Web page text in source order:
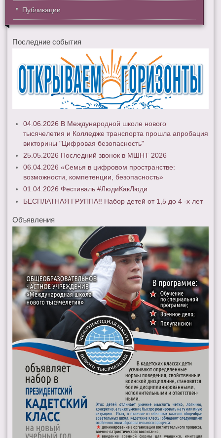
Публикации
Последние события
04.06.2026 В Международной школе нового
тысячелетия и Колледже транспорта прошла апробация
викторины "Цифровая безопасность"
25.05.2026 Последний звонок в МШНТ 2026
06.04.2026 «Семья в цифровом пространстве:
возможности, компетенции, безопасность»
01.04.2026 Фестиваль #ЛюдиКакЛюди
БЕСПЛАТНАЯ ГРУППА!! Набор детей от 1,5 до 4 -х лет
Объявления